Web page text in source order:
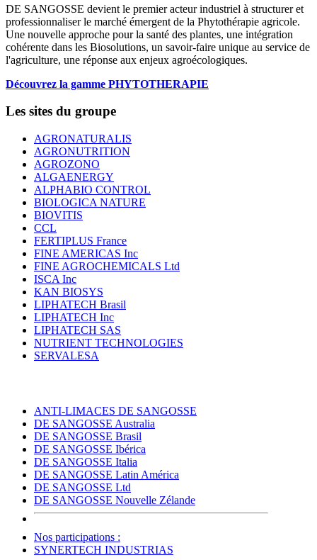
DE SANGOSSE devient le premier acteur industriel à structurer et
professionnaliser le marché émergent de la Phytothérapie agricole.
Une nouvelle approche pour la santé des plantes, une intégration
cohérente dans les Biosolutions, un savoir-faire unique au service de
l'agriculture, une réponse aux enjeux agroécologiques.
Découvrez la gamme PHYTOTHERAPIE
Les sites du groupe
AGRONATURALIS
AGRONUTRITION
AGROZONO
ALGAENERGY
ALPHABIO CONTROL
BIOLOGICA NATURE
BIOVITIS
CCL
FERTIPLUS France
FINE AMERICAS Inc
FINE AGROCHEMICALS Ltd
ISCA Inc
KAN BIOSYS
LIPHATECH Brasil
LIPHATECH Inc
LIPHATECH SAS
NUTRIENT TECHNOLOGIES
SERVALESA
ANTI-LIMACES DE SANGOSSE
DE SANGOSSE Australia
DE SANGOSSE Brasil
DE SANGOSSE Ibérica
DE SANGOSSE Italia
DE SANGOSSE Latin América
DE SANGOSSE Ltd
DE SANGOSSE Nouvelle Zélande
Nos participations :
SYNERTECH INDUSTRIAS